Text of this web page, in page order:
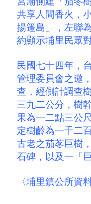
共享人間香火，
揚篷島」，左聯
約顯示埔里民眾
民國七十四年，
管理委員會之邀
查，經側計調查
三九二公分，樹
果為一二點三公
定樹齡為一千二
古老之茄苳巨樹
石碑，以及一「
〈埔里鎮公所資料